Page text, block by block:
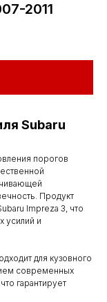
2011
Subaru
порогов
Продукт
Impreza 3, что
усилий и
для кузовного
современных
гарантирует